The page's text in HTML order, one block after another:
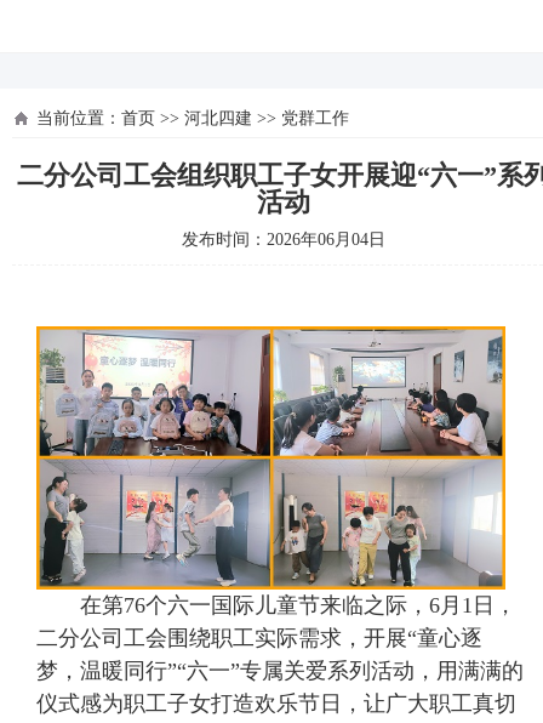
当前位置： 首页 >> 河北四建 >> 党群工作
二分公司工会组织职工子女开展迎“六一”系
活动
发布时间：2026年06月04日
在第76个六一国际儿童节来临之际，6月1日，
二分公司工会围绕职工实际需求，开展“童心逐
梦，温暖同行”“六一”专属关爱系列活动，用满满的
仪式感为职工子女打造欢乐节日，让广大职工真切